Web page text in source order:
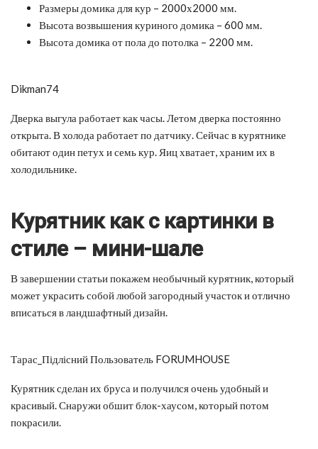
Размеры домика для кур – 2000х2000 мм.
Высота возвышения куриного домика – 600 мм.
Высота домика от пола до потолка – 2200 мм.
Dikman74
Дверка выгула работает как часы. Летом дверка постоянно
открыта. В холода работает по датчику. Сейчас в курятнике
обитают один петух и семь кур. Яиц хватает, храним их в
холодильнике.
Курятник как с картинки в
стиле – мини-шале
В завершении статьи покажем необычный курятник, который
может украсить собой любой загородный участок и отлично
вписаться в ландшафтный дизайн.
Тарас_Підлісний Пользователь FORUMHOUSE
Курятник сделан их бруса и получился очень удобный и
красивый. Снаружи обшит блок-хаусом, который потом
покрасили.